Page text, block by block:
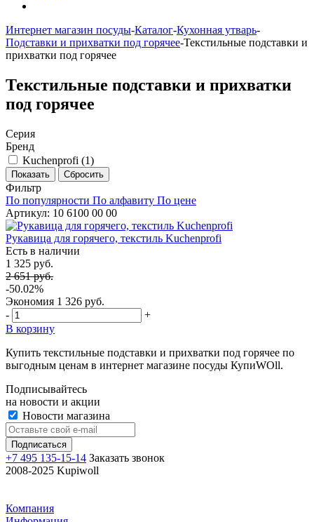
Интернет магазин посуды-Каталог-Кухонная утварь-
Подставки и прихватки под горячее-Текстильные подставки и
прихватки под горячее
Текстильные подставки и прихватки
под горячее
Серия
Бренд
Kuchenprofi (1)
Фильтр
По популярности По алфавиту По цене
Артикул: 10 6100 00 00
Рукавица для горячего, текстиль Kuchenprofi
Есть в наличии
1 325 руб.
2 651 руб.
-50.02%
Экономия 1 326 руб.
-
+
В корзину
Купить текстильные подставки и прихватки под горячее по
выгодным ценам в интернет магазине посуды КупиWOll.
Подписывайтесь
на новости и акции
Новости магазина
+7 495 135-15-14 Заказать звонок
2008-2025 Kupiwoll
Компания